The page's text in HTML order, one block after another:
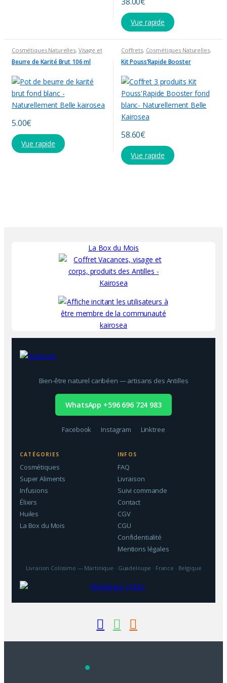
Vue rapide
Cosmétiques Naturelles, Visage et
Corps
Beurre de Karité Brut 106 ml
5.00€
Vue rapide
Coffrets, Cosmétiques Naturelles,
Produits Capillaires
Kit Pouss’Rapide Booster
58.60€
Vue rapide
La Box du Mois
Bien-être naturel caribéen — artisans des Antilles
WhatsApp +596 696 724 983
Facebook Instagram Linktree
CATÉGORIES
Cosmétiques
Super Aliments
Infusions
Élixirs
Huiles
La Box du Mois
INFOS
FAQ
Livraison
Suivi commande
Contact
CGV
CGU
Confidentialité
Mentions légales
Livraison Colissimo — Martinique · Guadeloupe · France · Belgique